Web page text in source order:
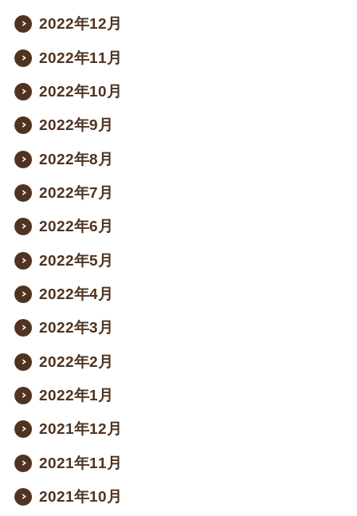
2022年12月
2022年11月
2022年10月
2022年9月
2022年8月
2022年7月
2022年6月
2022年5月
2022年4月
2022年3月
2022年2月
2022年1月
2021年12月
2021年11月
2021年10月